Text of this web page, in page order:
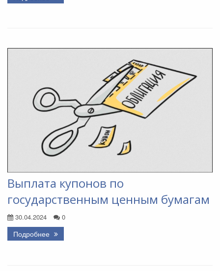
Выплата купонов по
государственным ценным бумагам
30.04.2024 0
Подробнее